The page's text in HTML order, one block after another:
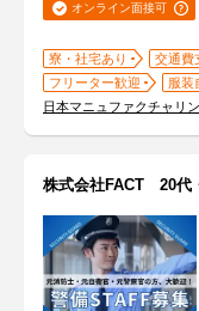
オンライン面接可
寮・社宅あり 交通費
フリーター歓迎
服装
日本マニュファクチャリ
株式会社FACT 20代